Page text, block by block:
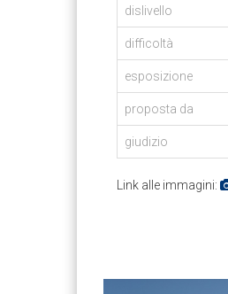
dislivello
difficoltà
esposizione
proposta da
giudizio
Link alle immagini: